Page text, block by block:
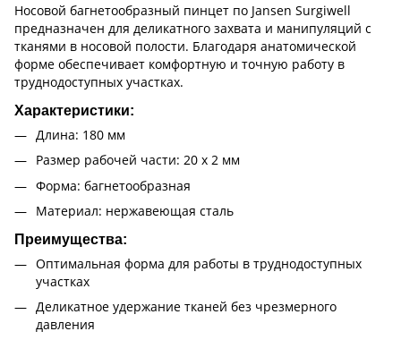
Носовой багнетообразный пинцет по Jansen Surgiwell
предназначен для деликатного захвата и манипуляций с
тканями в носовой полости. Благодаря анатомической
форме обеспечивает комфортную и точную работу в
труднодоступных участках.
Характеристики:
Длина: 180 мм
Размер рабочей части: 20 х 2 мм
Форма: багнетообразная
Материал: нержавеющая сталь
Преимущества:
Оптимальная форма для работы в труднодоступных
участках
Деликатное удержание тканей без чрезмерного
давления